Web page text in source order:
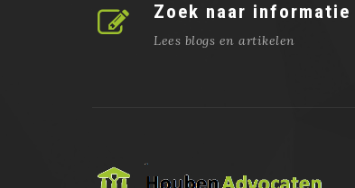
Zoek naar informatie
Lees blogs en artikelen